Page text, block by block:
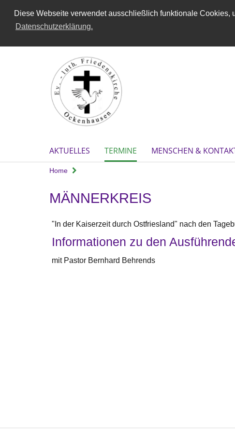
Diese Webseite verwendet ausschließlich funktionale
Datenschutzerklärung.
AKTUELLES TERMINE MENSCHEN &
Home
MÄNNERKREIS
"In der Kaiserzeit durch Ostfriesland" nach den
Informationen zu den
mit Pastor Bernhard Behrends